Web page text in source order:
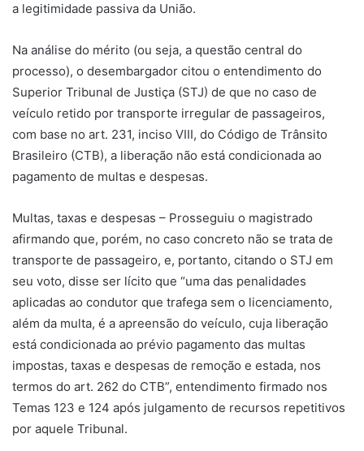
a legitimidade passiva da União.
Na análise do mérito (ou seja, a questão central do
processo), o desembargador citou o entendimento do
Superior Tribunal de Justiça (STJ) de que no caso de
veículo retido por transporte irregular de passageiros,
com base no art. 231, inciso VIII, do Código de Trânsito
Brasileiro (CTB), a liberação não está condicionada ao
pagamento de multas e despesas.
Multas, taxas e despesas – Prosseguiu o magistrado
afirmando que, porém, no caso concreto não se trata de
transporte de passageiro, e, portanto, citando o STJ em
seu voto, disse ser lícito que “uma das penalidades
aplicadas ao condutor que trafega sem o licenciamento,
além da multa, é a apreensão do veículo, cuja liberação
está condicionada ao prévio pagamento das multas
impostas, taxas e despesas de remoção e estada, nos
termos do art. 262 do CTB”, entendimento firmado nos
Temas 123 e 124 após julgamento de recursos repetitivos
por aquele Tribunal.